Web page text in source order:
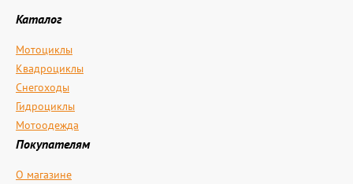
Каталог
Мотоциклы
Квадроциклы
Снегоходы
Гидроциклы
Мотоодежда
Покупателям
О магазине